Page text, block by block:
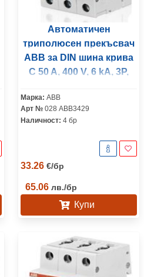
Автоматичен
триполюсен прекъсвач
ABB за DIN шина крива
C 50 A, 400 V, 6 kA, 3P,
Марка: ABB
Арт № 028 ABB3429
Наличност: 4 бр
33.26 €/бр
65.06 лв./бр
Купи